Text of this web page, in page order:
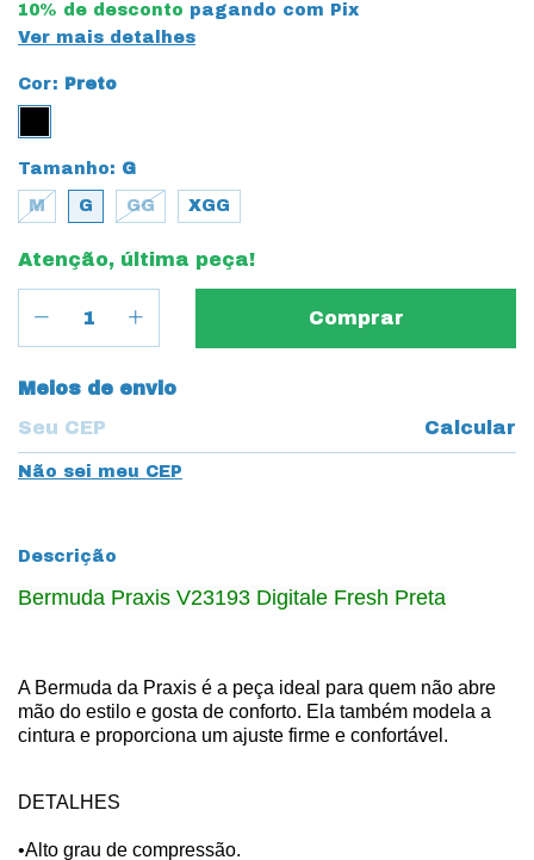
10% de desconto pagando com Pix
Ver mais detalhes
Cor: Preto
Tamanho: G
M G GG XGG
Atenção, última peça!
Entregas para o CEP:
Meios de envio
Calcular
Não sei meu CEP
Descrição
Bermuda Praxis V23193 Digitale Fresh Preta
A Bermuda da Praxis é a peça ideal para quem não abre
mão do estilo e gosta de conforto. Ela também modela a
cintura e proporciona um ajuste firme e confortável.
DETALHES
•Alto grau de compressão.